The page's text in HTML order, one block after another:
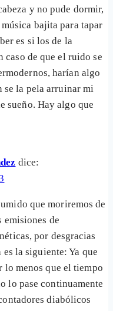
y no pude dormir,
bajita para tapar
es si los de la
caso de que el ruido se
harían algo
se la pela arruinar mi
sueño. Hay algo que
dice:
que moriremos de
emisiones de
por desgracias
la siguiente: Ya que
lo menos que el tiempo
lo pase continuamente
diabólicos